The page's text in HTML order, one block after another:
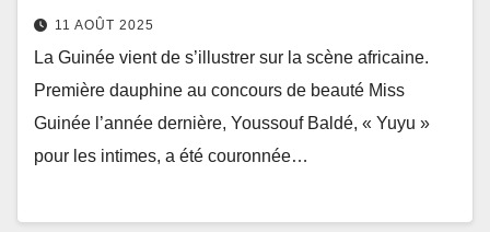
11 AOÛT 2025
La Guinée vient de s’illustrer sur la scène africaine.
Première dauphine au concours de beauté Miss
Guinée l’année dernière, Youssouf Baldé, « Yuyu »
pour les intimes, a été couronnée…